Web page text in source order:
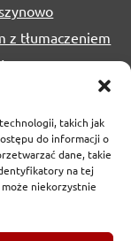
takich jak
do informacji o
dane, takie
na tej
niekorzystnie
z tłumaczeniem